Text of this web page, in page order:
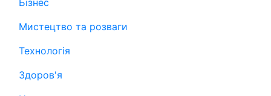
Мистецтво та розваги
Технологія
Здоров'я